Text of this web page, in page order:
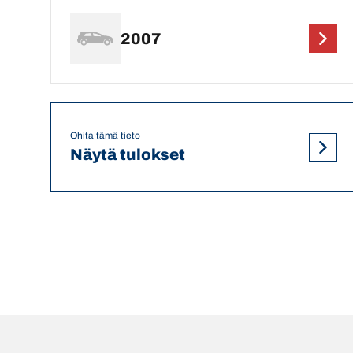
2007
Ohita tämä tieto
Näytä tulokset